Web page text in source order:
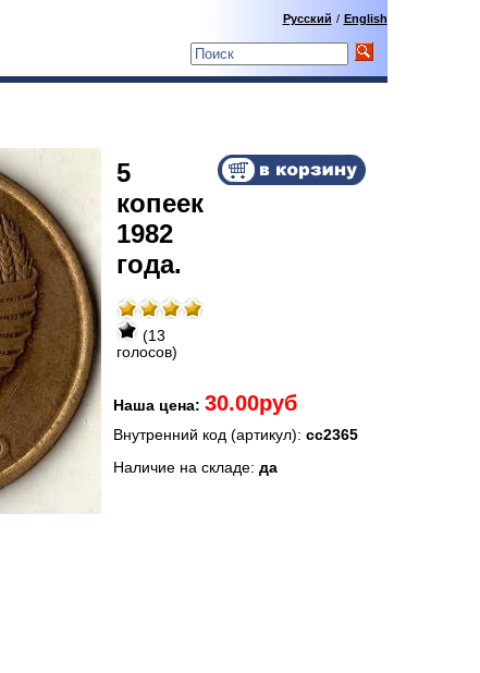
Русский / English
5
копеек
1982
года.
(13
голосов)
Наша цена: 30.00руб
Внутренний код (артикул): сс2365
Наличие на складе: да